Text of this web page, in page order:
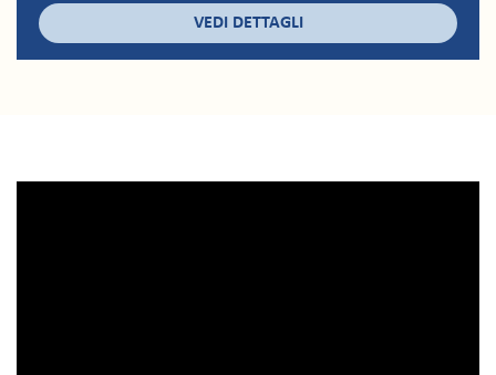
VEDI DETTAGLI